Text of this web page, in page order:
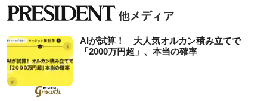
AIが試算！ 大人気オルカン積み立てで
「2000万円超」、本当の確率